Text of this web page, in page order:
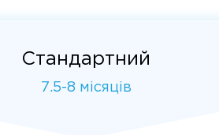
Стандартний
7.5-8 місяців